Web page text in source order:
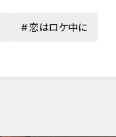
恋はロケ中に